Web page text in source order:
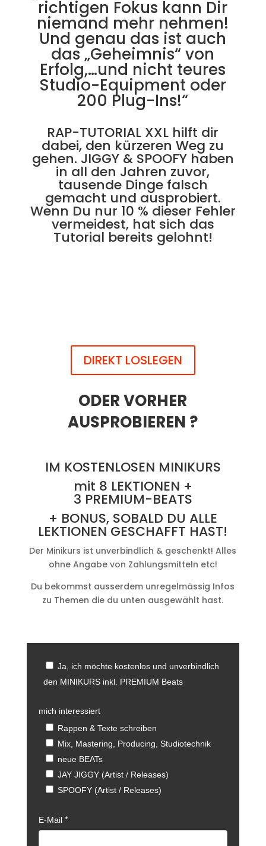
richtigen Fokus kann Dir
niemand mehr nehmen!
Und genau das ist auch
das „Geheimnis“ von
Erfolg,…und nicht teures
Studio-Equipment oder
200 Plug-Ins!“
RAP-TUTORIAL XXL hilft dir
dabei, den kürzeren Weg zu
gehen. JIGGY & SPOOFY haben
in all den Jahren zuvor,
tausende Dinge falsch
gemacht und ausprobiert.
Wenn Du nur 10 % dieser Fehler
vermeidest, hat sich das
Tutorial bereits gelohnt!
DIREKT LOSLEGEN
ODER VORHER
AUSPROBIEREN ?
IM KOSTENLOSEN MINIKURS
mit 8 LEKTIONEN +
3 PREMIUM-BEATS
+ BONUS, SOBALD DU ALLE
LEKTIONEN GESCHAFFT HAST!
Der Minikurs ist unverbindlich & geschenkt! Alles
ohne Angabe von Zahlungsmitteln etc!
Du bekommst ausserdem unregelmässig Infos
zu Themen die du unten ausgewählt hast.
Ja, ich möchte kostenlos und unverbindlich
den MINIKURS inkl. PREMIUM Beats
mich interessiert
Rappen & Texte schreiben
Mix, Mastering, Producing, Studiotechnik
neue BEATs
JAY JIGGY (Artist / Releases)
SPOOFY (Artist / Releases)
E-Mail